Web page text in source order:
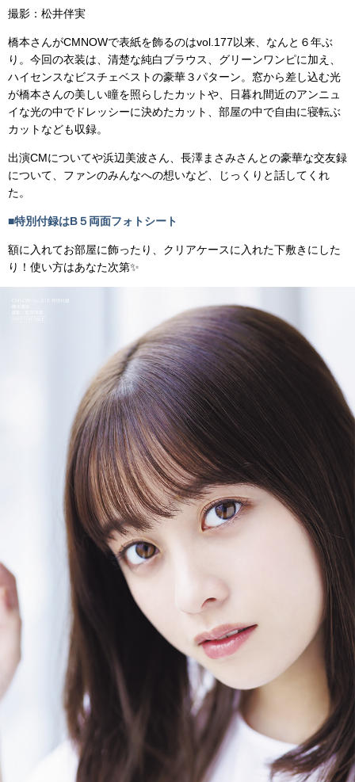
撮影：松井伴実
橋本さんがCMNOWで表紙を飾るのはvol.177以来、なんと６年ぶ
り。今回の衣装は、清楚な純白ブラウス、グリーンワンピに加え、
ハイセンスなビスチェベストの豪華３パターン。窓から差し込む光
が橋本さんの美しい瞳を照らしたカットや、日暮れ間近のアンニュ
イな光の中でドレッシーに決めたカット、部屋の中で自由に寝転ぶ
カットなども収録。
出演CMについてや浜辺美波さん、長澤まさみさんとの豪華な交友録
について、ファンのみんなへの想いなど、じっくりと話してくれ
た。
■特別付録はB５両面フォトシート
額に入れてお部屋に飾ったり、クリアケースに入れた下敷きにした
り！使い方はあなた次第✨